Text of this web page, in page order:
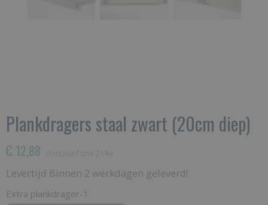
Plankdragers staal zwart (20cm diep)
€ 12,88
Levertijd Binnen 2 werkdagen geleverd!
Extra plankdrager-1